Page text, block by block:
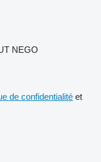
NEGO
de confidentialité et